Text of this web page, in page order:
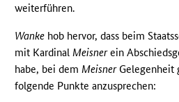
weiterführen.
Wanke hob hervor, dass beim
mit KardinalMeisnerein
habe, bei demMeisnerGelegenheit
folgende Punkte anzusprechen: